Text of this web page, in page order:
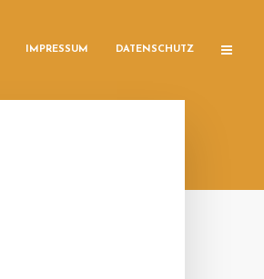
IMPRESSUM DATENSCHUTZ